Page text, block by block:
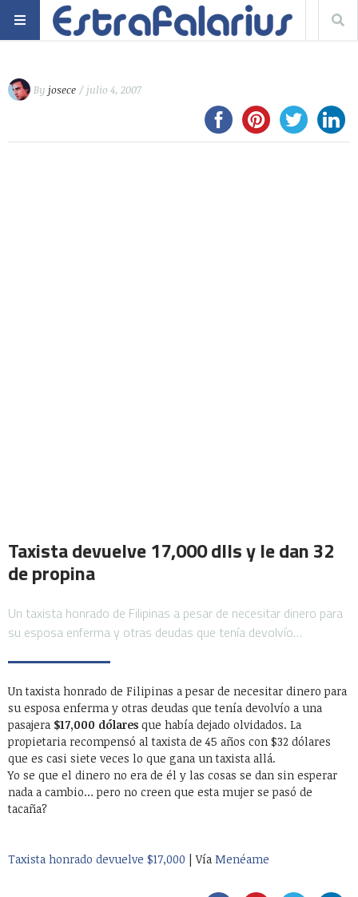
By josece / julio 4, 2007
Taxista devuelve 17,000 dlls y le dan 32
de propina
Un taxista honrado de Filipinas a pesar de necesitar dinero para
su esposa enferma y otras deudas que tenía devolvío…
Un taxista honrado de Filipinas a pesar de necesitar dinero para
su esposa enferma y otras deudas que tenía devolvío a una
pasajera $17,000 dólares que había dejado olvidados. La
propietaria recompensó al taxista de 45 años con $32 dólares
que es casi siete veces lo que gana un taxista allá.
Yo se que el dinero no era de él y las cosas se dan sin esperar
nada a cambio… pero no creen que esta mujer se pasó de
tacaña?
Taxista honrado devuelve $17,000 | Vía Menéame